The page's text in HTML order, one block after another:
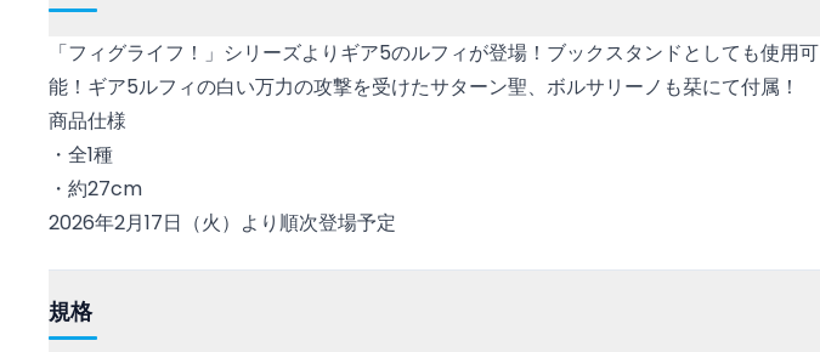
「フィグライフ！」シリーズよりギア5のルフィが登場！ブックスタンドとしても使用可
能！ギア5ルフィの白い万力の攻撃を受けたサターン聖、ボルサリーノも栞にて付属！
商品仕様
・全1種
・約27cm
2026年2月17日（火）より順次登場予定
規格